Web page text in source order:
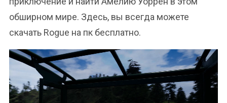
обширном мире. Здесь, вы всегда можете
скачать Rogue на пк бесплатно.